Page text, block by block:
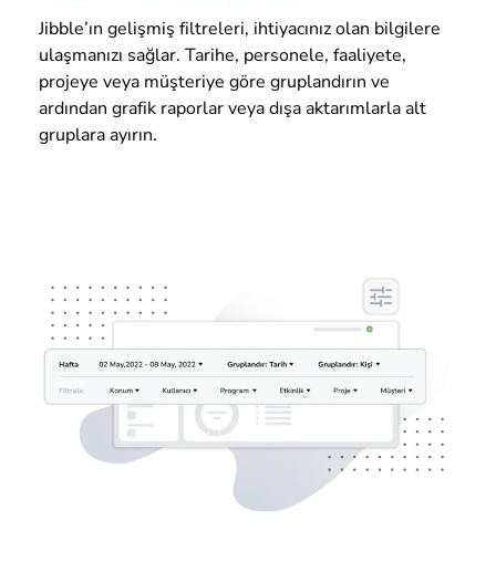
Jibble’ın gelişmiş filtreleri, ihtiyacınız olan bilgilere
ulaşmanızı sağlar. Tarihe, personele, faaliyete,
projeye veya müşteriye göre gruplandırın ve
ardından grafik raporlar veya dışa aktarımlarla alt
gruplara ayırın.